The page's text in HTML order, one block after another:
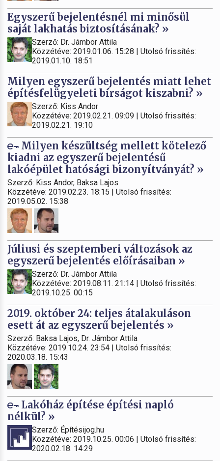
Egyszerű bejelentésnél mi minősül
saját lakhatás biztosításának? »
Szerző: Dr. Jámbor Attila
Közzétéve: 2019.01.06. 15:28 | Utolsó frissítés:
2019.01.10. 18:51
Milyen egyszerű bejelentés miatt lehet
építésfelügyeleti bírságot kiszabni? »
Szerző: Kiss Andor
Közzétéve: 2019.02.21. 09:09 | Utolsó frissítés:
2019.02.21. 19:10
Milyen készültség mellett kötelező
kiadni az egyszerű bejelentésű
lakóépület hatósági bizonyítványát? »
Szerző: Kiss Andor, Baksa Lajos
Közzétéve: 2019.02.23. 18:15 | Utolsó frissítés:
2019.05.02. 15:38
Júliusi és szeptemberi változások az
egyszerű bejelentés előírásaiban »
Szerző: Dr. Jámbor Attila
Közzétéve: 2019.08.11. 21:14 | Utolsó frissítés:
2019.10.25. 00:15
2019. október 24: teljes átalakuláson
esett át az egyszerű bejelentés »
Szerző: Baksa Lajos, Dr. Jámbor Attila
Közzétéve: 2019.10.24. 23:54 | Utolsó frissítés:
2020.03.18. 15:43
Lakóház építése építési napló
nélkül? »
Szerző: Építésijog.hu
Közzétéve: 2019.10.25. 00:06 | Utolsó frissítés:
2020.02.18. 14:29